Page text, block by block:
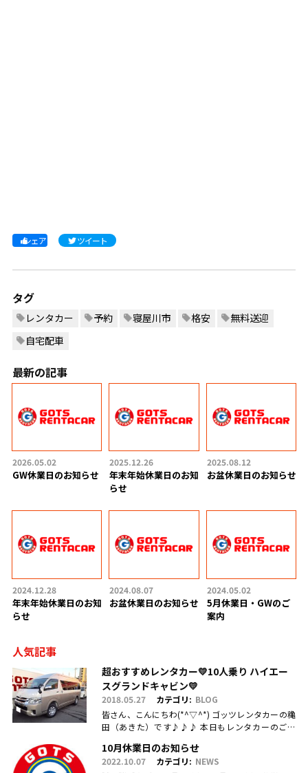
シェア ツイート
タグ
レンタカー 予約 寝屋川市 格安
無料送迎
自宅配車
最新の記事
2026.05.02
GW休業日のお知らせ
2025.12.26
年末年始休業日のお知
らせ
2025.08.12
お盆休業日のお知らせ
2024.12.28
年末年始休業日のお知
らせ
2024.08.07
お盆休業日のお知らせ
2024.05.02
5月休業日・GWのご
案内
人気記事
超おすすめレンタカー💛10人乗り ハイエー
スグランドキャビン💛
2018.05.27 カテゴリ: BLOG
皆さん、こんにちわ(*^▽^*) ゴッツレンタカーの穐
田（あきた）です♪♪♪ 本日もレンタカーのご利
りがとうございます(.....
10月休業日のお知らせ
2022.10.07 カテゴリ: NEWS